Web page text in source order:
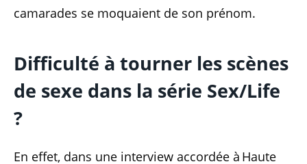
camarades se moquaient de son prénom.
Difficulté à tourner les scènes
de sexe dans la série Sex/Life
?
En effet, dans une interview accordée à Haute